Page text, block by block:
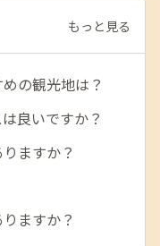
もっと見る
の観光地は？
良いですか？
ますか？
ますか？